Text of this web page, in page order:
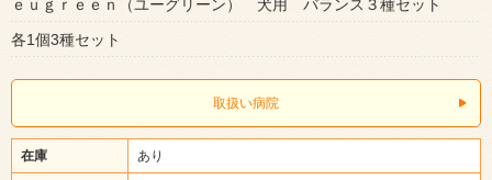
ｅｕｇｒｅｅｎ（ユーグリーン） 犬用 バランス３種セット
各1個3種セット
取扱い病院
在庫 あり